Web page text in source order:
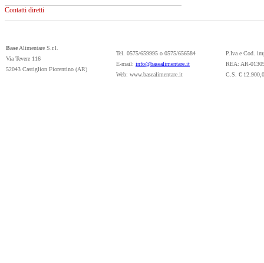
Contatti diretti
BaseAlimentare S.r.l.
Via Tevere 116
52043 Castiglion Fiorentino (AR)
Tel. 0575/659995 o 0575/656584
E-mail: info@basealimentare.it
Web: www.basealimentare.it
P.Iva e Cod.
REA: AR-
C.S. €